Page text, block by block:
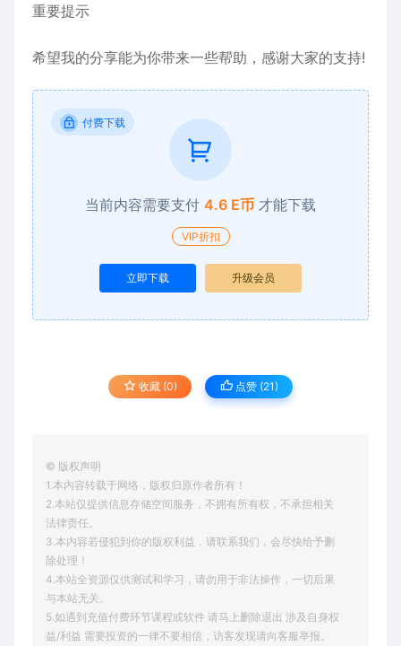
重要提示
希望我的分享能为你带来一些帮助，感谢大家的支持!
付费下载
当前内容需要支付 4.6 E币 才能下载
VIP折扣
立即下载 升级会员
收藏 (0) 点赞 (21)
© 版权声明
1.本内容转载于网络，版权归原作者所有！
2.本站仅提供信息存储空间服务，不拥有所有权，不承担相关
法律责任。
3.本内容若侵犯到你的版权利益，请联系我们，会尽快给予删
除处理！
4.本站全资源仅供测试和学习，请勿用于非法操作，一切后果
与本站无关。
5.如遇到充值付费环节课程或软件 请马上删除退出 涉及自身权
益/利益 需要投资的一律不要相信，访客发现请向客服举报。